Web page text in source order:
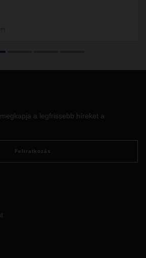
fennakadások minimalizálása
a legfrissebb híreket a
Feliratkozás